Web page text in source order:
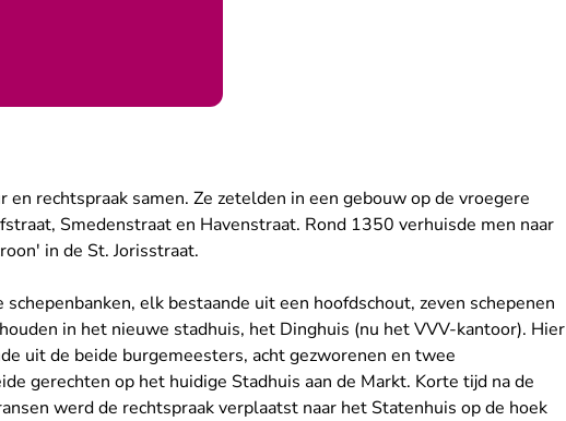
rechtspraak samen. Ze zetelden in een gebouw op de vroegere
Smedenstraat en Havenstraat. Rond 1350 verhuisde men naar
in de St. Jorisstraat.
elk bestaande uit een hoofdschout, zeven schepenen
in het nieuwe stadhuis, het Dinghuis (nu het VVV-kantoor). Hier
uit de beide burgemeesters, acht gezworenen en twee
gerechten op het huidige Stadhuis aan de Markt. Korte tijd na de
werd de rechtspraak verplaatst naar het Statenhuis op de hoek